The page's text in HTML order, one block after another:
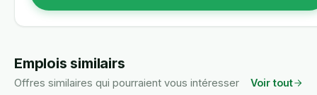
Emplois similairs
Offres similaires qui pourraient vous intéresser Voir tout